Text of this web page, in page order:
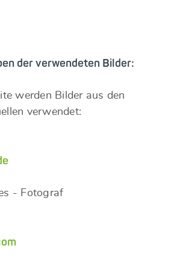
der verwendeten Bilder:
werden Bilder aus den
verwendet:
- Fotograf